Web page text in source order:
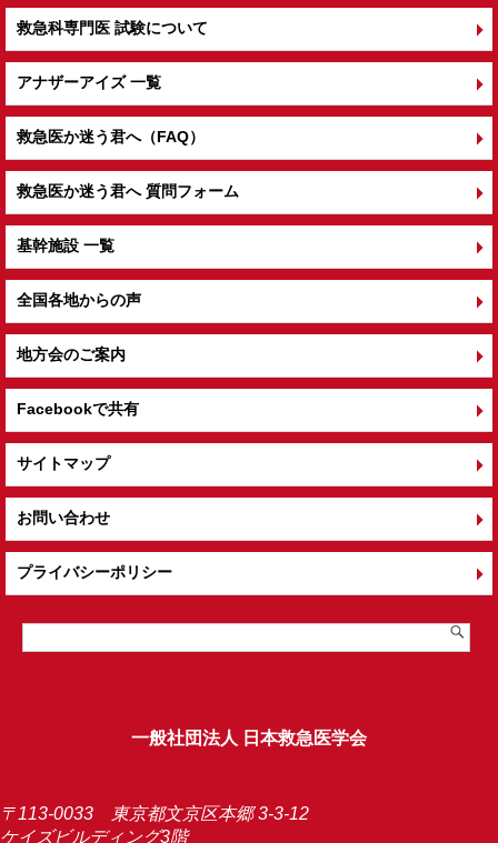
救急科専門医 試験について
アナザーアイズ 一覧
救急医か迷う君へ（FAQ）
救急医か迷う君へ 質問フォーム
基幹施設 一覧
全国各地からの声
地方会のご案内
Facebookで共有
サイトマップ
お問い合わせ
プライバシーポリシー
一般社団法人 日本救急医学会
〒113-0033 東京都文京区本郷 3-3-12
ケイズビルディング3階